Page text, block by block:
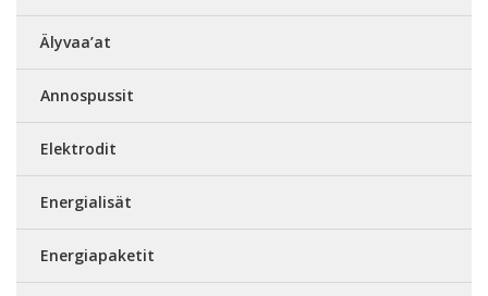
Älyvaa’at
Annospussit
Elektrodit
Energialisät
Energiapaketit